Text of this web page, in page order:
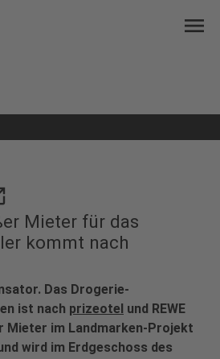
menu
Mieter für das
kommt nach
Das Drogerie-
ist nach prizeotel und REWE
Mieter im Landmarken-Projekt
wird im Erdgeschoss des